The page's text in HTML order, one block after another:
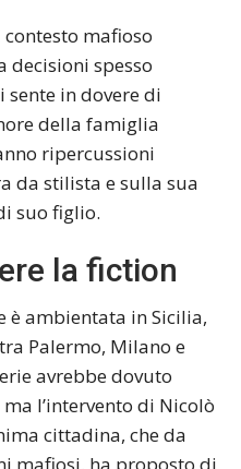
mafioso
decisioni spesso
in dovere di
della famiglia
ripercussioni
da stilista e sulla sua
suo figlio.
la fiction
è ambientata in Sicilia,
Palermo, Milano e
avrebbe dovuto
l’intervento di Nicolò
cittadina, che da
mafiosi, ha proposto di